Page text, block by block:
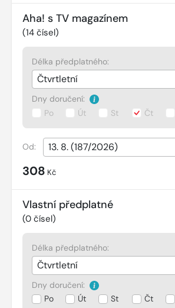
Aha! s TV magazínem
(14 čísel)
Délka předplatného:
Dny doručení:
Po
Út St Čt
Od:
308 Kč
Vlastní předplatné
(0 čísel)
Délka předplatného:
Dny doručení:
Po
Út St Čt